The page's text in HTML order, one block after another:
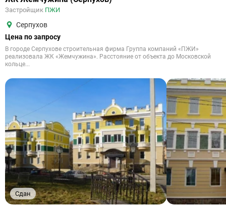
Застройщик ПЖИ
Серпухов
Цена по запросу
В городе Серпухове строительная фирма Группа компаний «ПЖИ»
реализовала ЖК «Жемчужина». Расстояние от объекта до Московской
кольце...
Сдан